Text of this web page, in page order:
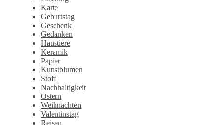
Karte
Geburtstag
Geschenk
Gedanken
Haustiere
Keramik
Papier
Kunstblumen
Stoff
Nachhaltigkeit
Ostern
Weihnachten
Valentinstag
Reisen